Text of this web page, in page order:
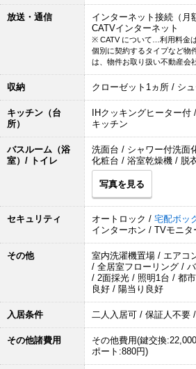
放送・通信
インターネット接続（
CATVインターネット
※ CATV について…利用料金
個別に契約するタイプなど物
は、物件お取り扱い不動産会
収納 クローゼット1ヵ所 / シ
キッチン（台
所）
IHクッキングヒーター
キッチン
バスルーム（浴
室）/ トイレ
洗面台 / シャワー付洗面
化粧台 / 浴室乾燥機 / 脱
写真を見る
セキュリティ オートロック / 宅配ボッ
インターホン / TVモニ
その他 室内洗濯機置場 / エアコ
/ 全居室フローリング /
/ 2面採光 / 照明1台 / 都
良好 / 陽当り良好
入居条件 二人入居可 / 保証人不要
その他諸費用
その他費用(鍵交換
ポート:880円)